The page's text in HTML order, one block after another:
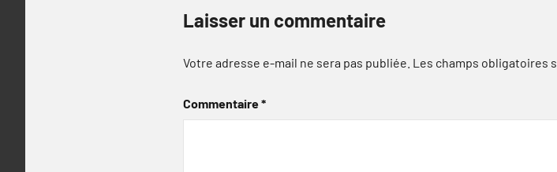
Laisser un commentaire
Votre adresse e-mail ne sera pas publiée. Les champs obligatoires
Commentaire*